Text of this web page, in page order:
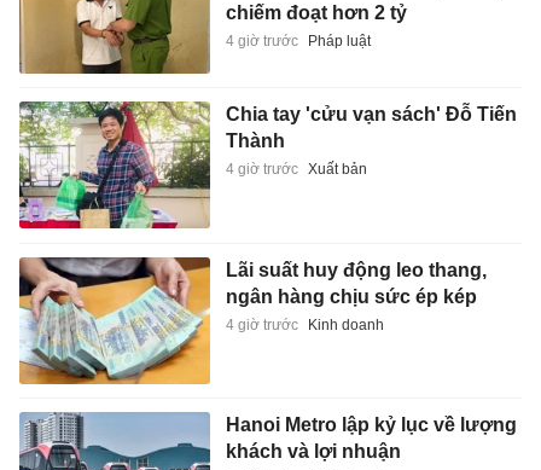
chiếm đoạt hơn 2 tỷ
4 giờ trước Pháp luật
Chia tay 'cửu vạn sách' Đỗ Tiến
Thành
4 giờ trước Xuất bản
Lãi suất huy động leo thang,
ngân hàng chịu sức ép kép
4 giờ trước Kinh doanh
Hanoi Metro lập kỷ lục về lượng
khách và lợi nhuận